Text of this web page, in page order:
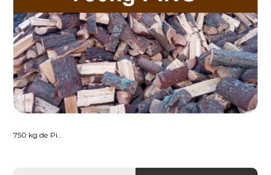
750 kg de Pi...